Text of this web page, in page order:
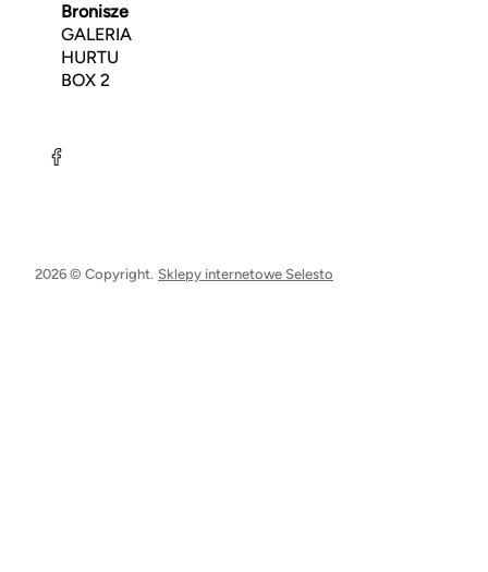
Bronisze
GALERIA
HURTU
BOX 2
2026 © Copyright. Sklepy internetowe Selesto